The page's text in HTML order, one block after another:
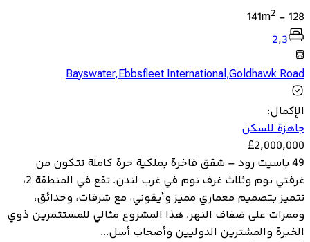
128
-
141m2
2,3
Bayswater,Ebbsfleet International,Goldhawk Road
الإكمال:
جاهزة للسكن
£2,000,000
49 باسيت رود – شقق فاخرة بملكية حرة كاملة تتكون من
غرفتي نوم وثلاث غرف نوم في غرب لندن. تقع في المنطقة 2،
تتميز بتصميم معماري مميز وأيقوني، مع شرفات، وحدائق،
وممرات على ضفاف النهر. هذا المشروع مثالي للمستثمرين ذوي
الخبرة والمشترين الدوليين وأصحاب أسل...